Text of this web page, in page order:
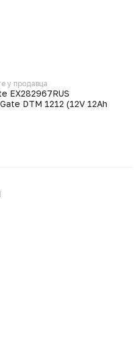
у продавца
EX282967RUS
DTM 1212 (12V 12Ah